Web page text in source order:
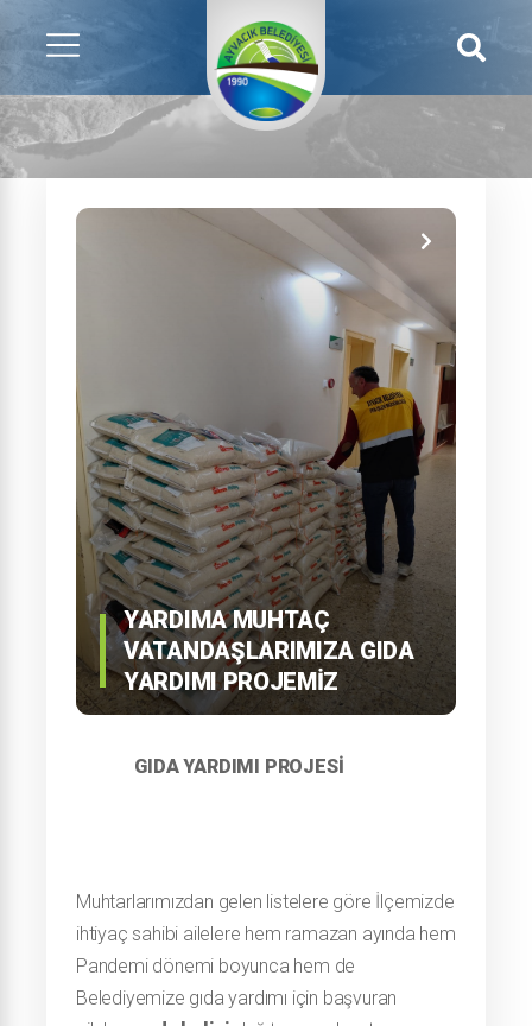
YARDIMA MUHTAÇ
VATANDAŞLARIMIZA GIDA
YARDIMI PROJEMIZ
GIDA YARDIMI PROJESİ
Muhtarlarımızdan gelen listelere göre İlçemizde
ihtiyaç sahibi ailelere hem ramazan ayında hem
Pandemi dönemi boyunca hem de
Belediyemize gıda yardımı için başvuran